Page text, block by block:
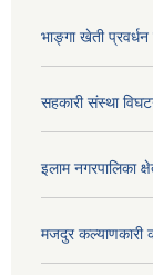
भाङ्गा खेती
सहकारी संस्था
इलाम नगरपालिका
मजदुर कल्याणकारी